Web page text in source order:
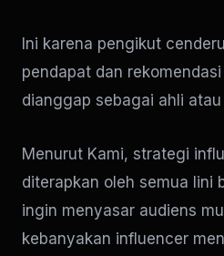
Ini karena pengikut
pendapat dan
dianggap sebagai ahli
Menurut Kami, strategi
diterapkan oleh semua lini
ingin menyasar audiens
kebanyakan influencer